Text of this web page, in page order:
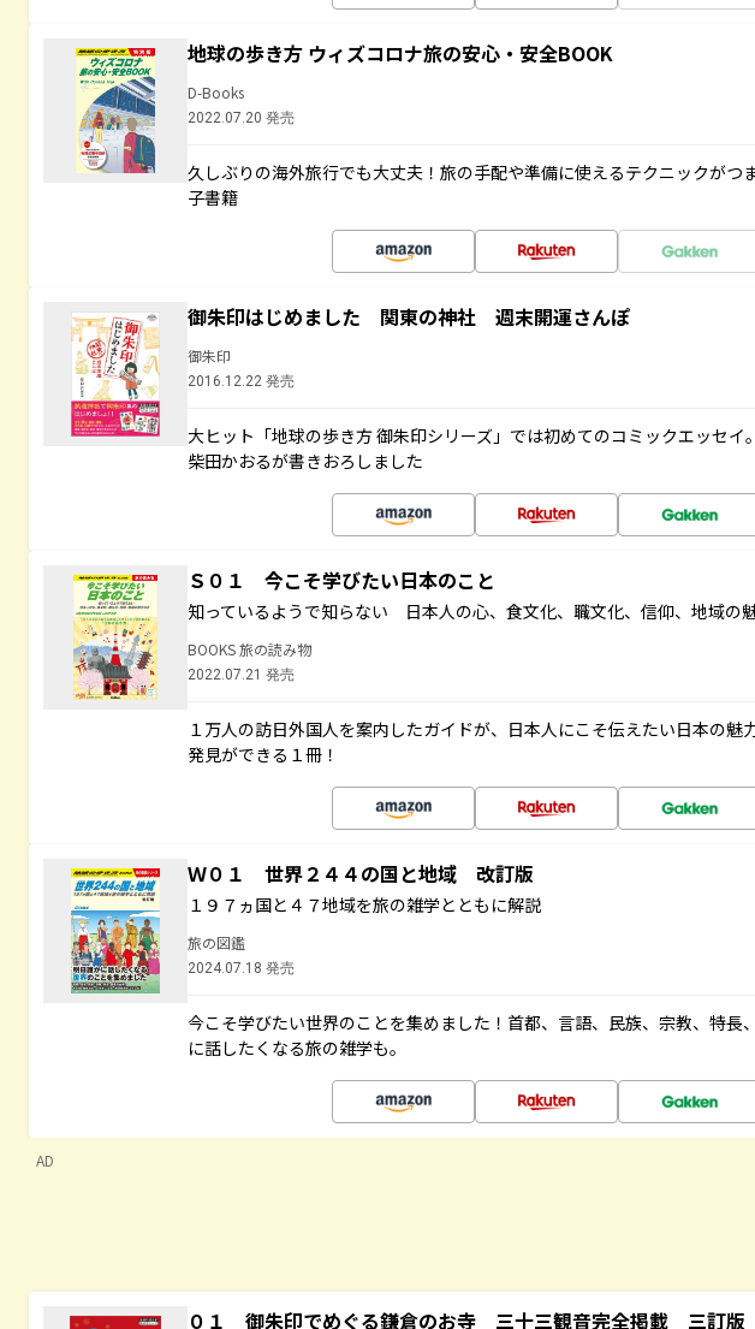
地球の歩き方 ウィズコロナ旅の安心・安全BOOK
D-Books
2022.07.20 発売
久しぶりの海外旅行でも大丈夫！旅の手配や準備に使えるテクニックがつ
子書籍
御朱印はじめました 関東の神社 週末開運さんぽ
御朱印
2016.12.22 発売
大ヒット「地球の歩き方 御朱印シリーズ」では初めてのコミックエッセイ
柴田かおるが書きおろしました
Ｓ０１ 今こそ学びたい日本のこと
知っているようで知らない 日本人の心、食文化、職文化、信仰、地域の
BOOKS 旅の読み物
2022.07.21 発売
１万人の訪日外国人を案内したガイドが、日本人にこそ伝えたい日本の魅
発見ができる１冊！
Ｗ０１ 世界２４４の国と地域 改訂版
１９７ヵ国と４７地域を旅の雑学とともに解説
旅の図鑑
2024.07.18 発売
今こそ学びたい世界のことを集めました！首都、言語、民族、宗教、特長
に話したくなる旅の雑学も。
AD
０１ 御朱印でめぐる鎌倉のお寺 三十三観音完全掲載 三訂版